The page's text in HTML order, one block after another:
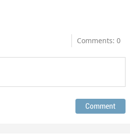
Comments: 0